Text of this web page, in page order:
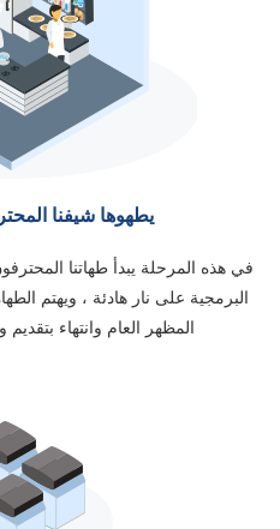
يطهوها شيفنا
في هذه المرحلة يبدأ طهاتنا
البرمجية على نار هادئة ، ويهتم
المظهر العام وانتهاء